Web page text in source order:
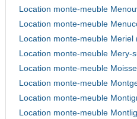
Location monte-meuble
Location monte-meuble
Location monte-meuble Meriel
Location monte-meuble Mery-
Location monte-meuble
Location monte-meuble
Location monte-meuble
Location monte-meuble